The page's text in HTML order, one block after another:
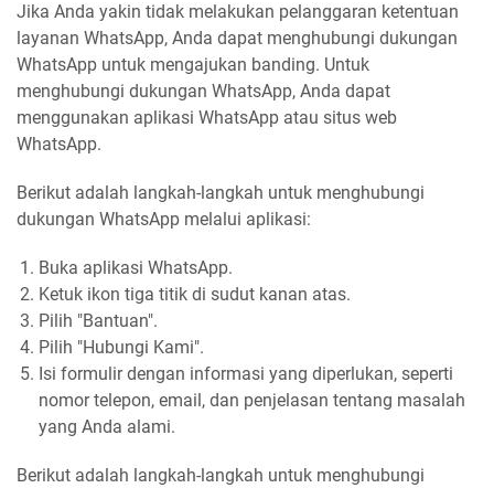
Jika Anda yakin tidak melakukan pelanggaran ketentuan
layanan WhatsApp, Anda dapat menghubungi dukungan
WhatsApp untuk mengajukan banding. Untuk
menghubungi dukungan WhatsApp, Anda dapat
menggunakan aplikasi WhatsApp atau situs web
WhatsApp.
Berikut adalah langkah-langkah untuk menghubungi
dukungan WhatsApp melalui aplikasi:
Buka aplikasi WhatsApp.
Ketuk ikon tiga titik di sudut kanan atas.
Pilih "Bantuan".
Pilih "Hubungi Kami".
Isi formulir dengan informasi yang diperlukan, seperti
nomor telepon, email, dan penjelasan tentang masalah
yang Anda alami.
Berikut adalah langkah-langkah untuk menghubungi